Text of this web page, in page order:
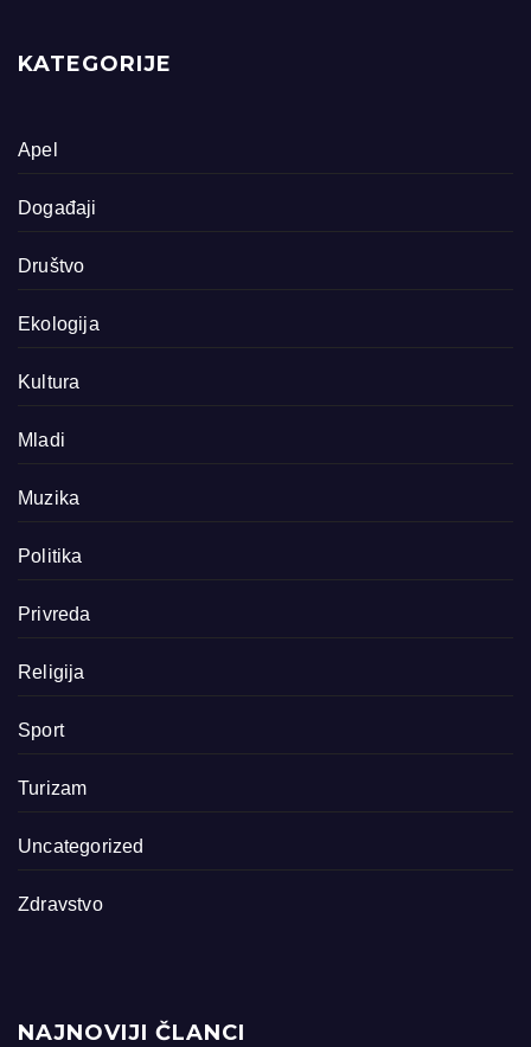
KATEGORIJE
Apel
Događaji
Društvo
Ekologija
Kultura
Mladi
Muzika
Politika
Privreda
Religija
Sport
Turizam
Uncategorized
Zdravstvo
NAJNOVIJI ČLANCI